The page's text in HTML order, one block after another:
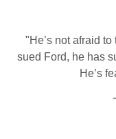
"He’s not afraid
sued Ford, he has
He’s